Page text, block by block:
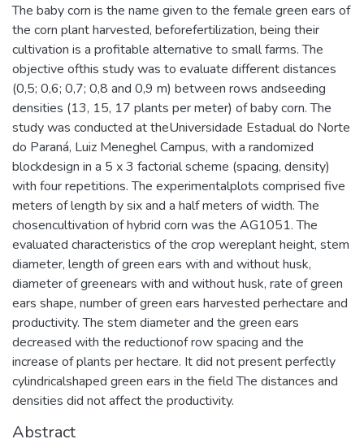
The baby corn is the name given to the female green ears of
the corn plant harvested, beforefertilization, being their
cultivation is a profitable alternative to small farms. The
objective ofthis study was to evaluate different distances
(0,5; 0,6; 0,7; 0,8 and 0,9 m) between rows andseeding
densities (13, 15, 17 plants per meter) of baby corn. The
study was conducted at theUniversidade Estadual do Norte
do Paraná, Luiz Meneghel Campus, with a randomized
blockdesign in a 5 x 3 factorial scheme (spacing, density)
with four repetitions. The experimentalplots comprised five
meters of length by six and a half meters of width. The
chosencultivation of hybrid corn was the AG1051. The
evaluated characteristics of the crop wereplant height, stem
diameter, length of green ears with and without husk,
diameter of greenears with and without husk, rate of green
ears shape, number of green ears harvested perhectare and
productivity. The stem diameter and the green ears
decreased with the reductionof row spacing and the
increase of plants per hectare. It did not present perfectly
cylindricalshaped green ears in the field The distances and
densities did not affect the productivity.
Abstract